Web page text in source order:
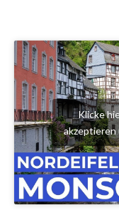
Klicke
akzeptieren